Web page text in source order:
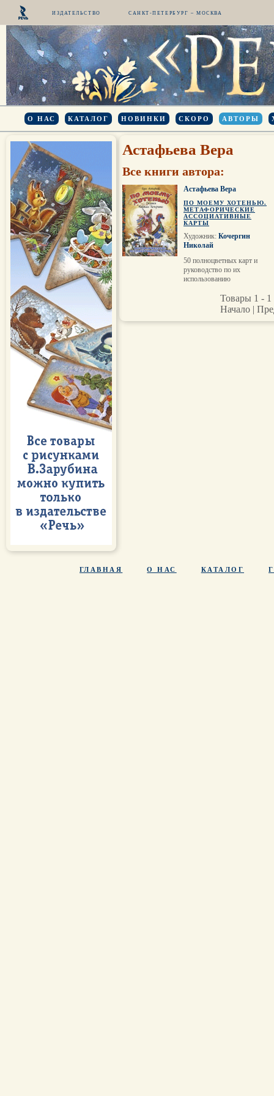
ИЗДАТЕЛЬСТВО САНКТ-ПЕТЕРБУРГ – МОСКВА
О НАС КАТАЛОГ НОВИНКИ СКОРО АВТОРЫ
Астафьева Вера
Все книги автора:
Астафьева Вера
ПО МОЕМУ ХОТЕНЬЮ.
МЕТАФОРИЧЕСКИЕ
АССОЦИАТИВНЫЕ
КАРТЫ
Художник: Кочергин
Николай
50 полноцветных карт и
руководство по их
использованию
Товары 1 - 1
Начало |
ГЛАВНАЯ О НАС КАТАЛОГ